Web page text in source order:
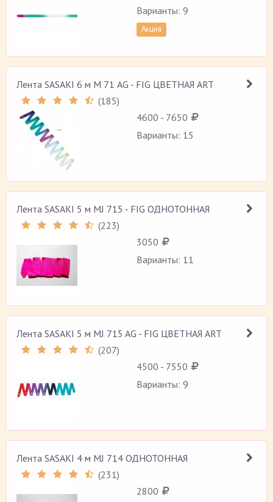
Варианты: 9
Акция
Лента SASAKI 6 м M 71 АG - FIG ЦВЕТНАЯ ART
(185)
4600 - 7650
Варианты: 15
Лента SASAKI 5 м MJ 715 - FIG ОДНОТОННАЯ
(223)
3050
Варианты: 11
Лента SASAKI 5 м MJ 715 AG - FIG ЦВЕТНАЯ ART
(207)
4500 - 7550
Варианты: 9
Лента SASAKI 4 м MJ 714 ОДНОТОННАЯ
(231)
2800